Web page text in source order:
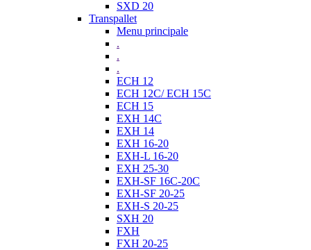
SXD 20
Transpallet
Menu principale
.
.
.
ECH 12
ECH 12C/ ECH 15C
ECH 15
EXH 14C
EXH 14
EXH 16-20
EXH-L 16-20
EXH 25-30
EXH-SF 16C-20C
EXH-SF 20-25
EXH-S 20-25
SXH 20
FXH
FXH 20-25